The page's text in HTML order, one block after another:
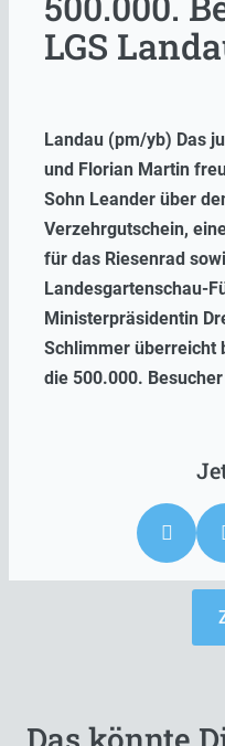
LGS
Landau (pm/yb) Das
und Florian Martin
Sohn Leander über
Verzehrgutschein,
für das Riesenrad
Landesgartenschau-
Ministerpräsidentin
Schlimmer überreicht
die 500.000.